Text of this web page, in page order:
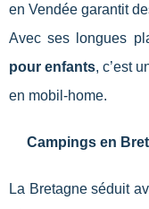
en Vendée garantit
Avec ses longues
pour enfants, c’est
en mobil-home.
Campings en
La Bretagne séduit